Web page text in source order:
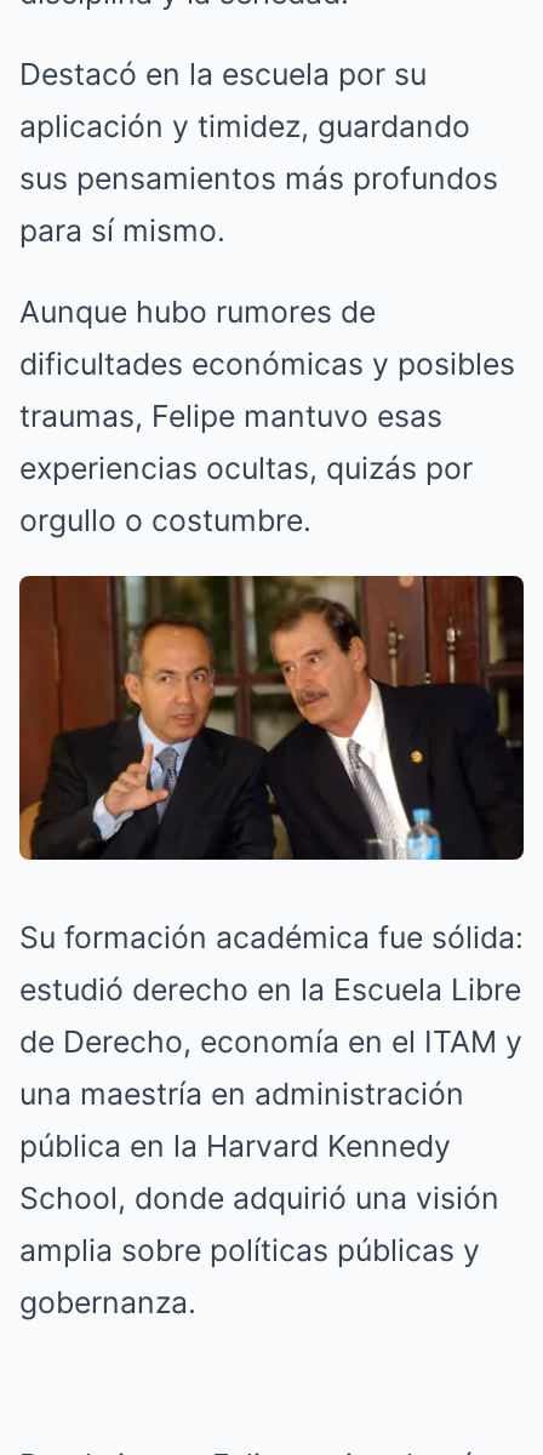
Destacó en la escuela por su
aplicación y timidez, guardando
sus pensamientos más profundos
para sí mismo.
Aunque hubo rumores de
dificultades económicas y posibles
traumas, Felipe mantuvo esas
experiencias ocultas, quizás por
orgullo o costumbre.
Su formación académica fue sólida:
estudió derecho en la Escuela Libre
de Derecho, economía en el ITAM y
una maestría en administración
pública en la Harvard Kennedy
School, donde adquirió una visión
amplia sobre políticas públicas y
gobernanza.